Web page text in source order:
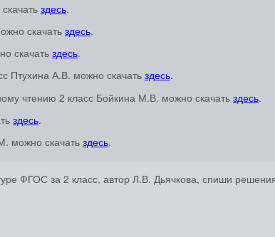
здесь.
скачать здесь.
скачать здесь.
Птухина А.В. можно скачать здесь.
чтению 2 класс Бойкина М.В. можно скачать здесь.
здесь.
можно скачать здесь.
ФГОС за 2 класс, автор Л.В. Дьячкова, спиши